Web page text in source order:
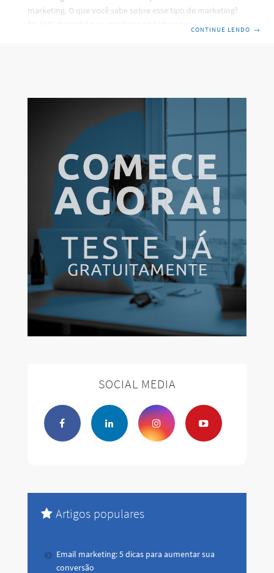
marketing. O que você sabe sobre esse tipo de marketing?
CONTINUE LENDO →
SOCIAL MEDIA
Artigos populares
Email marketing: 5 dicas para aumentar sua
conversão